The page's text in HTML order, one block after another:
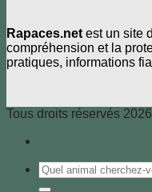
Rapaces.net est un site
compréhension et la
pratiques, informations
Tous droits réservés